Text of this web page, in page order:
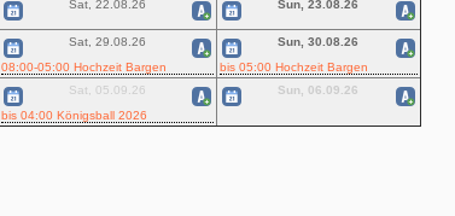
Sat, 22.08.26 Sun, 23.08.26
Sat, 29.08.26
08:00-05:00 Hochzeit Bargen
Sun, 30.08.26
bis 05:00 Hochzeit Bargen
Sat, 05.09.26
bis 04:00 Königsball 2026
Sun, 06.09.26